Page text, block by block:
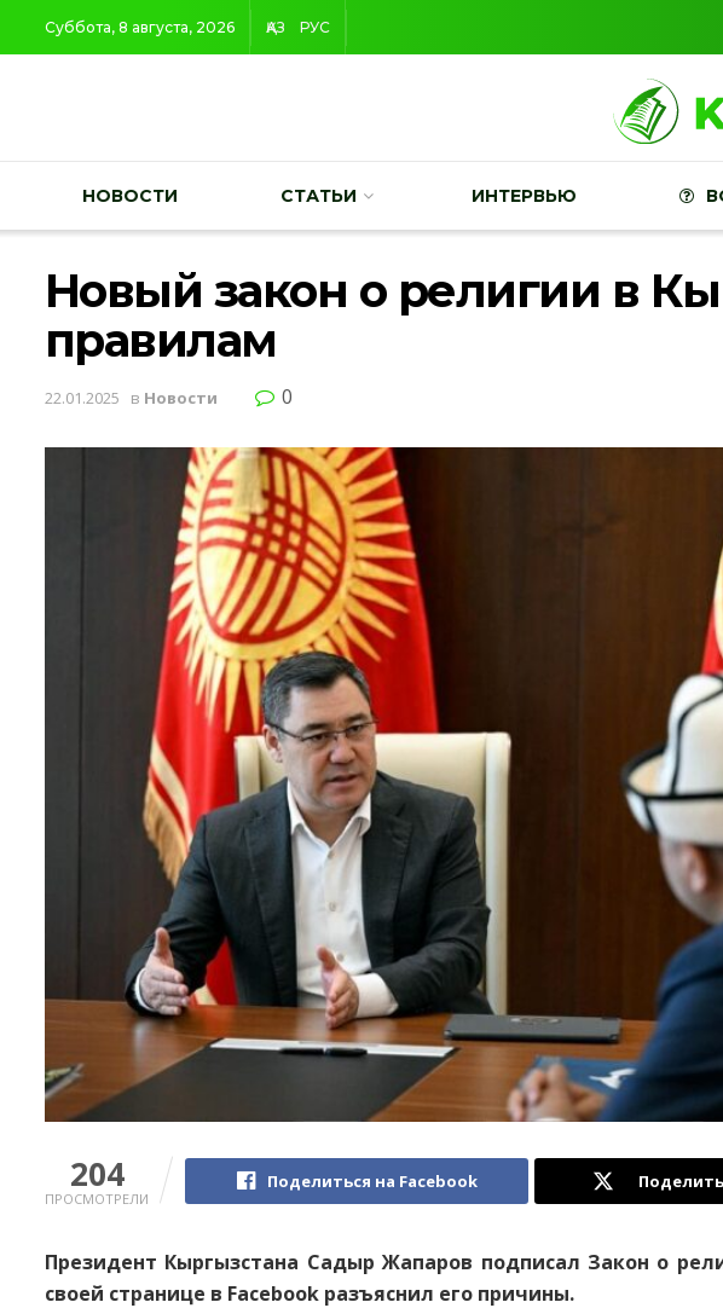
Суббота, 8 августа, 2026 ҚАЗ РУС
НОВОСТИ СТАТЬИ ИНТЕРВЬЮ
Новый закон о религии в
правилам
22.01.2025 в Новости 0
204
ПРОСМОТРЕЛИ
Поделиться на Facebook
Президент Кыргызстана Садыр Жапаров подписал Закон о
своей странице в Facebook разъяснил его причины.